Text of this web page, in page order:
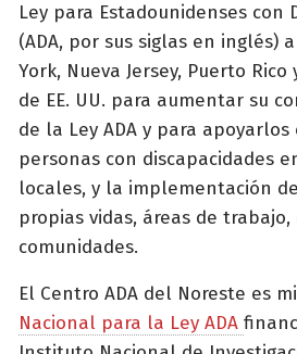
Ley para Estadounidenses con
(ADA, por sus siglas en inglés)
York, Nueva Jersey, Puerto
de EE. UU. para aumentar su
de la Ley ADA y para
personas con discapacidades
locales, y la implementación
propias vidas, áreas de trabajo,
comunidades.
El Centro ADA del Noreste es
Nacional para la Ley ADA